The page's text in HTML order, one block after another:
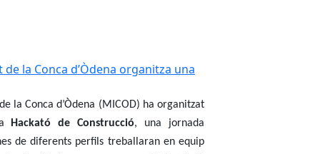
la Conca d’Òdena organitza una
la Conca d’Òdena (MICOD) ha organitzat
Hackató de Construcció, una jornada
de diferents perfils treballaran en equip